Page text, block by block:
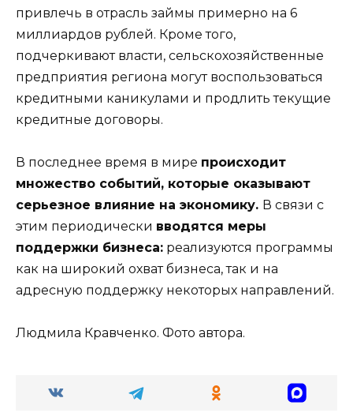
привлечь в отрасль займы примерно на 6
миллиардов рублей. Кроме того,
подчеркивают власти, сельскохозяйственные
предприятия региона могут воспользоваться
кредитными каникулами и продлить текущие
кредитные договоры.
В последнее время в мире происходит
множество событий, которые оказывают
серьезное влияние на экономику. В связи с
этим периодически вводятся меры
поддержки бизнеса: реализуются программы
как на широкий охват бизнеса, так и на
адресную поддержку некоторых направлений.
Людмила Кравченко. Фото автора.